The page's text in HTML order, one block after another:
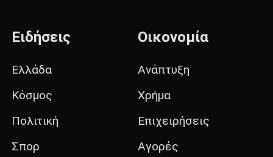
Ειδήσεις
Ελλάδα
Κόσμος
Πολιτική
Σπορ
Οικονομία
Ανάπτυξη
Χρήμα
Επιχειρήσεις
Αγορές